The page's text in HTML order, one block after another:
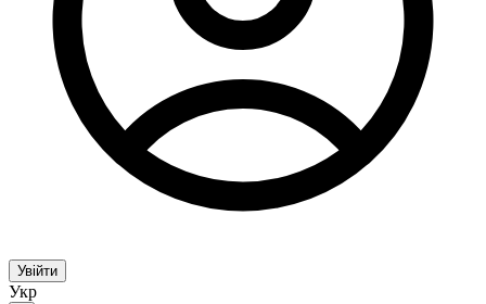
Увійти
Укр